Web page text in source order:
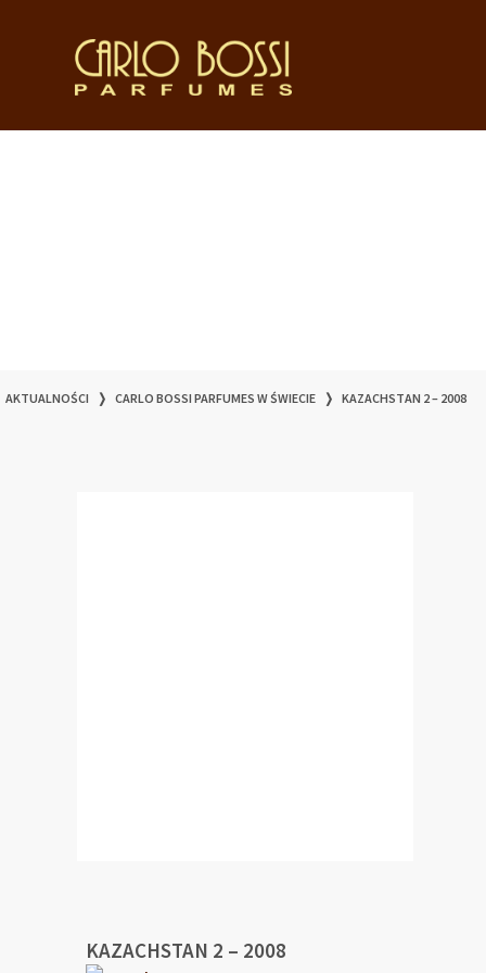
AKTUALNOŚCI ❭ CARLO BOSSI PARFUMES W ŚWIECIE ❭ KAZACHSTAN 2 – 2008
KAZACHSTAN 2 – 2008